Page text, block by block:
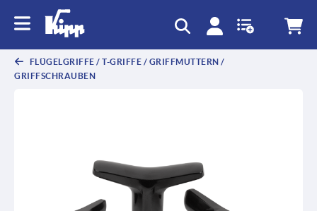
FLÜGELGRIFFE / T-GRIFFE / GRIFFMUTTERN /
GRIFFSCHRAUBEN